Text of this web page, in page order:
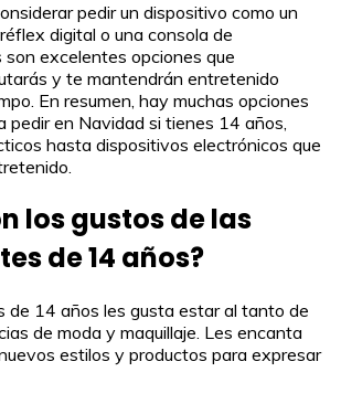
pedir un dispositivo como un
digital o una consola de
son excelentes opciones que
y te mantendrán entretenido
En resumen, hay muchas opciones
pedir en Navidad si tienes 14 años,
hasta dispositivos electrónicos que
los gustos de las
de 14 años?
de 14 años les gusta estar al tanto de
de moda y maquillaje. Les encanta
estilos y productos para expresar